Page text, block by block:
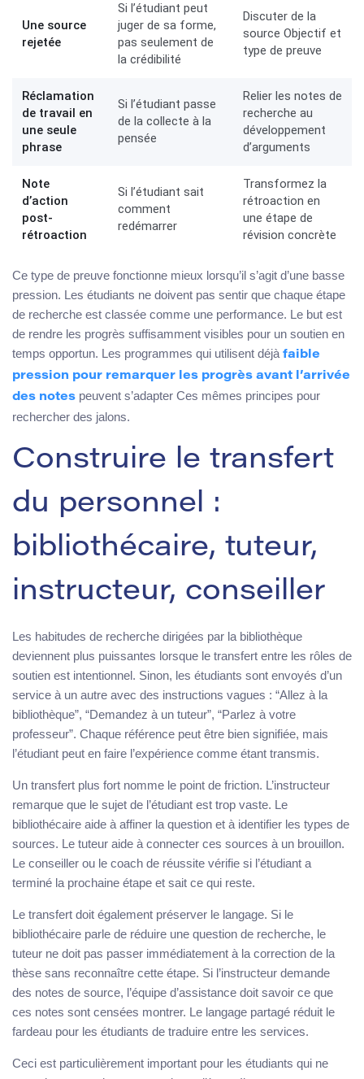
Une source
rejetée
Si l’étudiant peut
juger de sa forme,
pas seulement de
la crédibilité
Discuter de la
source Objectif et
type de preuve
Réclamation
de travail en
une seule
phrase
Si l’étudiant passe
de la collecte à la
pensée
Relier les notes de
recherche au
développement
d’arguments
Note
d’action
post-
rétroaction
Si l’étudiant sait
comment
redémarrer
Transformez la
rétroaction en
une étape de
révision concrète
Ce type de preuve fonctionne mieux lorsqu’il s’agit d’une basse
pression. Les étudiants ne doivent pas sentir que chaque étape
de recherche est classée comme une performance. Le but est
de rendre les progrès suffisamment visibles pour un soutien en
temps opportun. Les programmes qui utilisent déjà faible
pression pour remarquer les progrès avant l’arrivée
des notes peuvent s’adapter Ces mêmes principes pour
rechercher des jalons.
Construire le transfert
du personnel :
bibliothécaire, tuteur,
instructeur, conseiller
Les habitudes de recherche dirigées par la bibliothèque
deviennent plus puissantes lorsque le transfert entre les rôles de
soutien est intentionnel. Sinon, les étudiants sont envoyés d’un
service à un autre avec des instructions vagues : “Allez à la
bibliothèque”, “Demandez à un tuteur”, “Parlez à votre
professeur”. Chaque référence peut être bien signifiée, mais
l’étudiant peut en faire l’expérience comme étant transmis.
Un transfert plus fort nomme le point de friction. L’instructeur
remarque que le sujet de l’étudiant est trop vaste. Le
bibliothécaire aide à affiner la question et à identifier les types de
sources. Le tuteur aide à connecter ces sources à un brouillon.
Le conseiller ou le coach de réussite vérifie si l’étudiant a
terminé la prochaine étape et sait ce qui reste.
Le transfert doit également préserver le langage. Si le
bibliothécaire parle de réduire une question de recherche, le
tuteur ne doit pas passer immédiatement à la correction de la
thèse sans reconnaître cette étape. Si l’instructeur demande
des notes de source, l’équipe d’assistance doit savoir ce que
ces notes sont censées montrer. Le langage partagé réduit le
fardeau pour les étudiants de traduire entre les services.
Ceci est particulièrement important pour les étudiants qui ne